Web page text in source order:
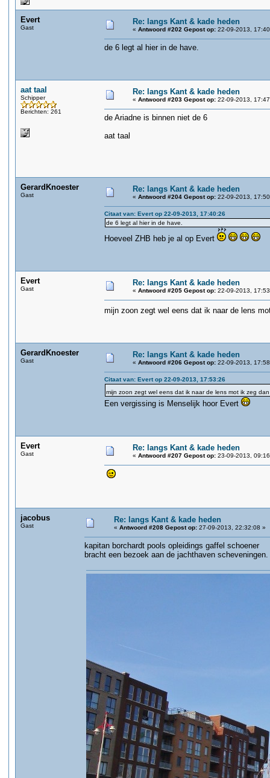
Evert
Gast
Re: langs Kant & kade heden
« Antwoord #202 Gepost op: 22-09-2013,
de 6 legt al hier in de have.
aat taal
Schipper
Berichten: 261
Re: langs Kant & kade heden
« Antwoord #203 Gepost op: 22-09-2013,
de Ariadne is binnen niet de 6
aat taal
GerardKnoester
Gast
Re: langs Kant & kade heden
« Antwoord #204 Gepost op: 22-09-2013,
Citaat van: Evert op 22-09-2013, 17:40:26
de 6 legt al hier in de have.
Hoeveel ZHB heb je al op Evert
Evert
Gast
Re: langs Kant & kade heden
« Antwoord #205 Gepost op: 22-09-2013,
mijn zoon zegt wel eens dat ik naar de lens
GerardKnoester
Gast
Re: langs Kant & kade heden
« Antwoord #206 Gepost op: 22-09-2013,
Citaat van: Evert op 22-09-2013, 17:53:26
mijn zoon zegt wel eens dat ik naar de lens mot ik zeg
Een vergissing is Menselijk hoor Evert
Evert
Gast
Re: langs Kant & kade heden
« Antwoord #207 Gepost op: 23-09-2013,
jacobus
Gast
Re: langs Kant & kade heden
« Antwoord #208 Gepost op: 27-09-2013, 22:32:08 »
kapitan borchardt pools opleidings gaffel schoener
bracht een bezoek aan de jachthaven scheveningen.